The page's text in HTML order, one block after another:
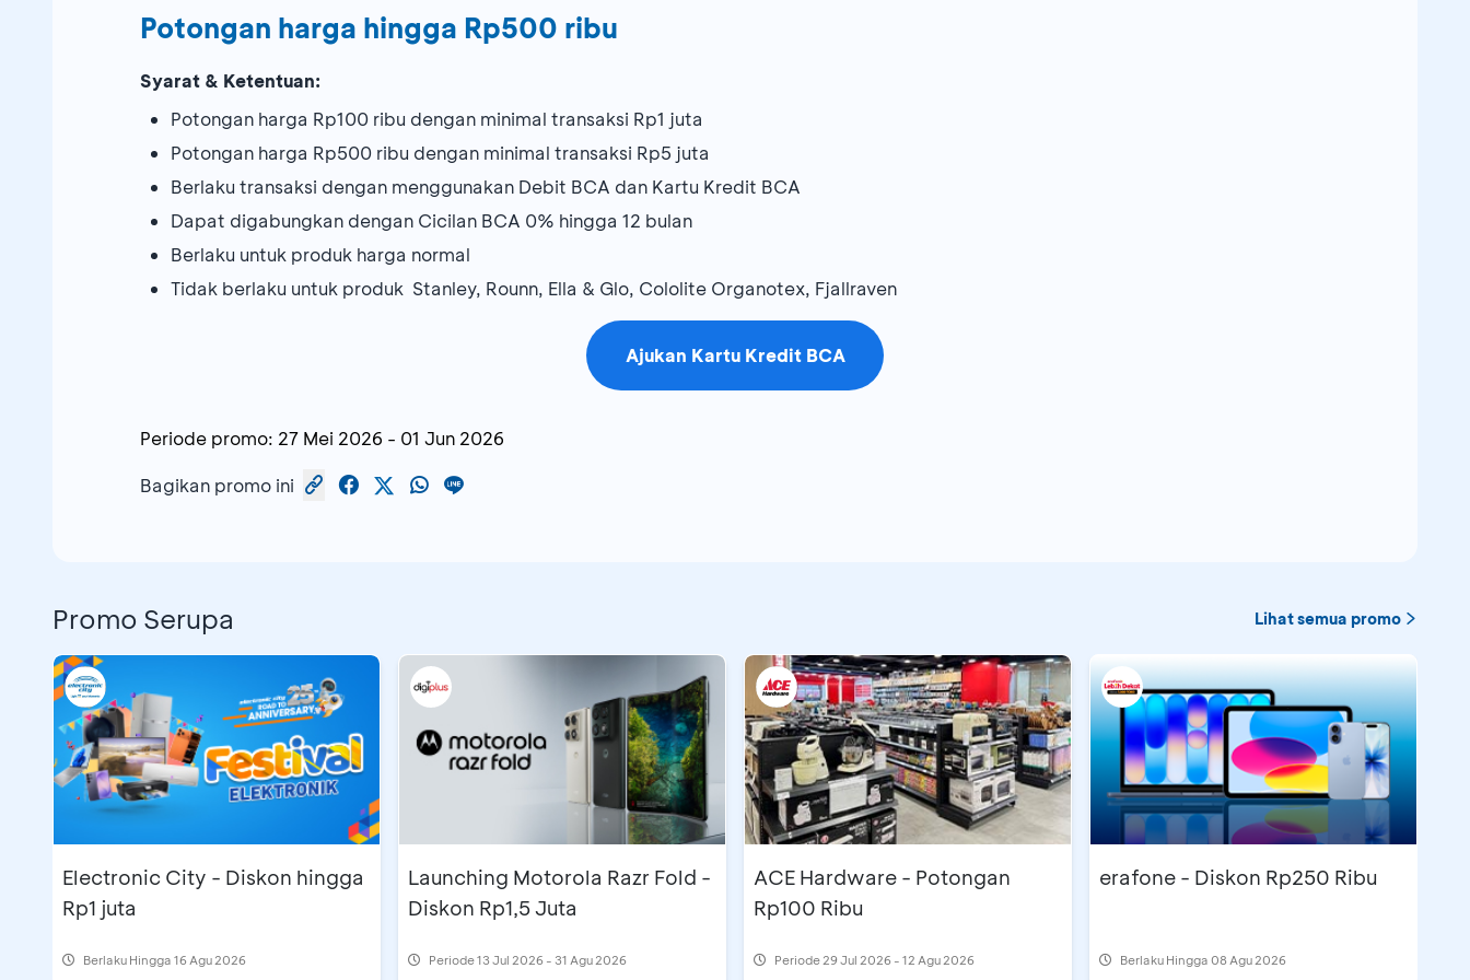
Potongan harga hingga Rp500 ribu
Syarat & Ketentuan:
Potongan harga Rp100 ribu dengan minimal transaksi Rp1 juta
Potongan harga Rp500 ribu dengan minimal transaksi Rp5 juta
Berlaku transaksi dengan menggunakan Debit BCA dan Kartu Kredit BCA
Dapat digabungkan dengan Cicilan BCA 0% hingga 12 bulan
Berlaku untuk produk harga normal
Tidak berlaku untuk produk Stanley, Rounn, Ella & Glo, Cololite Organotex, Fjallraven
Ajukan Kartu Kredit BCA
Periode promo: 27 Mei 2026 - 01 Jun 2026
Bagikan promo ini
Promo Serupa Lihat semua promo
Electronic City - Diskon hingga
Rp1 juta
Berlaku Hingga 16 Agu 2026
Launching Motorola Razr Fold -
Diskon Rp1,5 Juta
Periode13 Jul 2026 - 31 Agu 2026
ACE Hardware - Potongan
Rp100 Ribu
Periode29 Jul 2026 - 12 Agu 2026
erafone - Diskon Rp250 Ribu
Berlaku Hingga 08 Agu 2026